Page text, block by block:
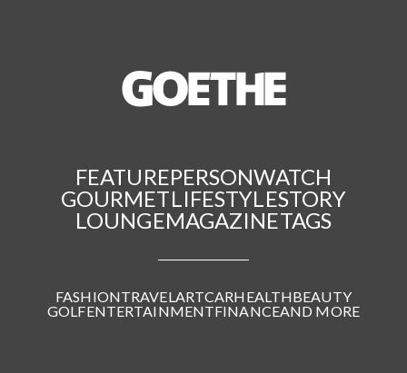
FEATUREPERSONWATCH
GOURMETLIFESTYLESTORY
LOUNGEMAGAZINETAGS
FASHIONTRAVELARTCARHEALTHBEAUTY
GOLFENTERTAINMENTFINANCEAND MORE